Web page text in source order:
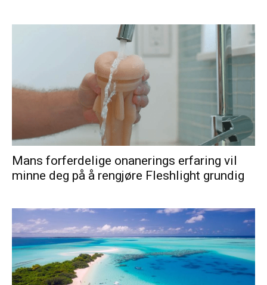
Mans forferdelige onanerings erfaring vil
minne deg på å rengjøre Fleshlight grundig